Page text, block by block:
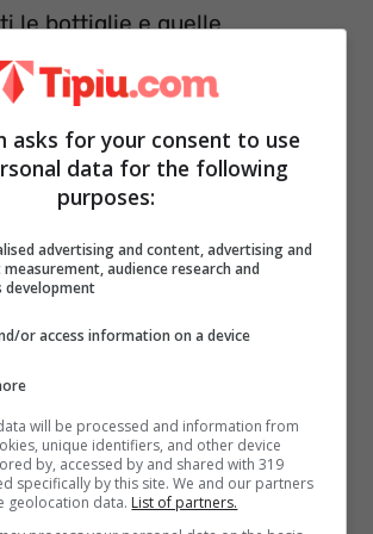
le bottiglie e quelle
naturali
producono la propria anidride
le altre- almeno per il
è previsto un darsi alla
asks for your consent to use
data for the following
purposes:
advertising and content, advertising and
audience research and
development
or access information on a device
will be processed and information from
unique identifiers, and other device
by, accessed by and shared with 319
specifically by this site. We and our partners
geolocation data. List of partners.